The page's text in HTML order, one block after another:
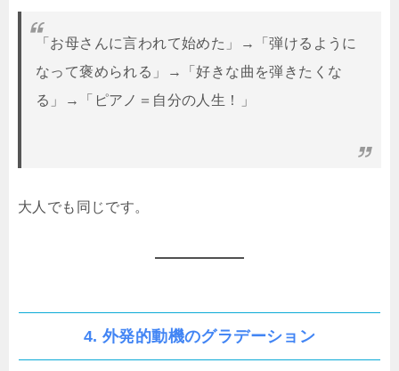
「お母さんに言われて始めた」→「弾けるように
なって褒められる」→「好きな曲を弾きたくな
る」→「ピアノ＝自分の人生！」
大人でも同じです。
4. 外発的動機のグラデーション